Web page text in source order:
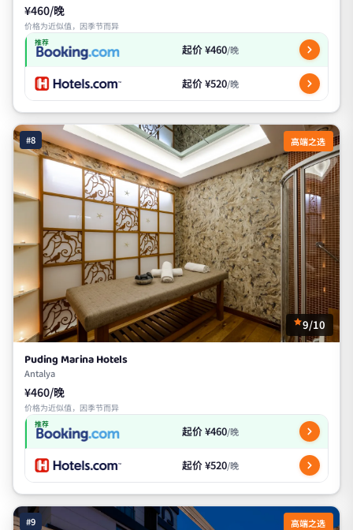
¥460/晚
价格为近似值，因季节而异
推荐 起价 ¥460/晚
起价 ¥520/晚
#8 高端之选
9/10
Puding Marina Hotels
Antalya
¥460/晚
价格为近似值，因季节而异
推荐 起价 ¥460/晚
起价 ¥520/晚
#9 高端之选